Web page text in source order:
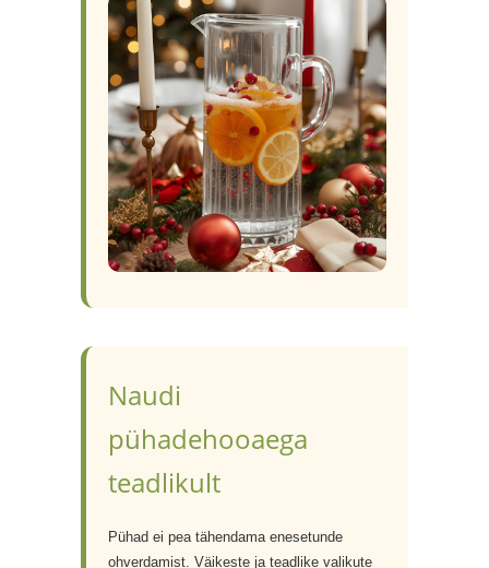
Naudi
pühadehooaega
teadlikult
Pühad ei pea tähendama enesetunde
ohverdamist. Väikeste ja teadlike valikute